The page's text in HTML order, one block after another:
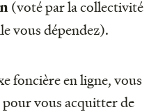
(voté par la collectivité
vous dépendez).
foncière en ligne, vous
pour vous acquitter de